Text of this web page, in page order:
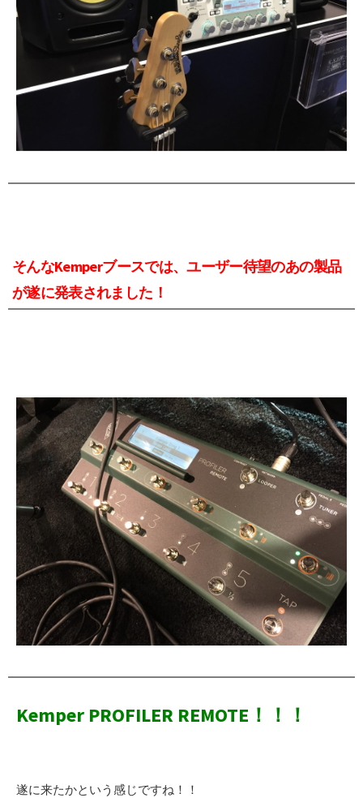
そんなKemperブースでは、ユーザー待望のあの製品
が遂に発表されました！
Kemper PROFILER REMOTE！！！
遂に来たかという感じですね！！